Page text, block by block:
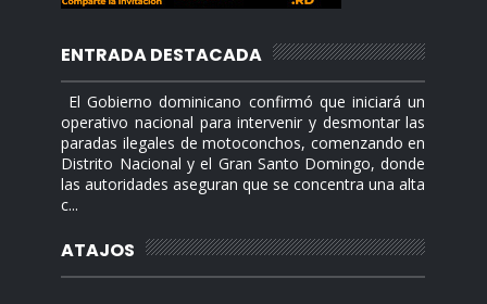
ENTRADA DESTACADA
El Gobierno dominicano confirmó que iniciará un
operativo nacional para intervenir y desmontar las
paradas ilegales de motoconchos, comenzando en
Distrito Nacional y el Gran Santo Domingo, donde
las autoridades aseguran que se concentra una alta
c...
ATAJOS